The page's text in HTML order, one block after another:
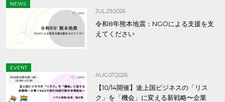
NEWS
JUL.29.2026
令和8年熊本地震：NGOによる支援を支
えてください
EVENT
AUG.07.2026
【10/14開催】途上国ビジネスの「リス
ク」を「機会」に変える新戦略〜企業